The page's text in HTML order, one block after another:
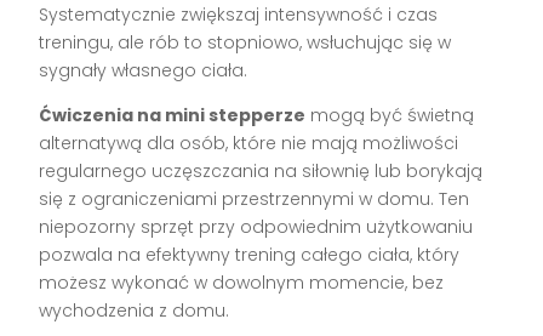
Systematycznie zwiększaj intensywność i czas
treningu, ale rób to stopniowo, wsłuchując się w
sygnały własnego ciała.
Ćwiczenia na mini stepperze mogą być świetną
alternatywą dla osób, które nie mają możliwości
regularnego uczęszczania na siłownię lub borykają
się z ograniczeniami przestrzennymi w domu. Ten
niepozorny sprzęt przy odpowiednim użytkowaniu
pozwala na efektywny trening całego ciała, który
możesz wykonać w dowolnym momencie, bez
wychodzenia z domu.